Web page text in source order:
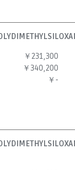
￥231,300
￥340,200
￥-